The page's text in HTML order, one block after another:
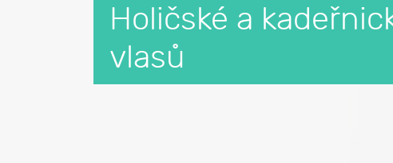
Holičské a
vlasů